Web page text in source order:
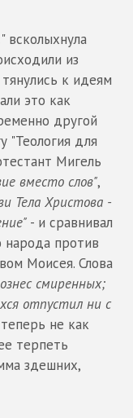
всколыхнула
из
к идеям
это как
другой
"Теология для
Мигель
вместо слов",
Тела Христова -
- и сравнивал
народа против
Моисея. Слова
смиренных;
отпустил ни с
не как
терпеть
здешних,